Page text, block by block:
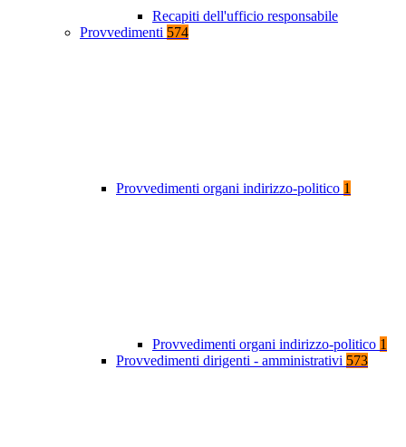
Recapiti dell'ufficio responsabile
Provvedimenti 574
Provvedimenti organi indirizzo-politico 1
Provvedimenti organi indirizzo-politico 1
Provvedimenti dirigenti - amministrativi 573